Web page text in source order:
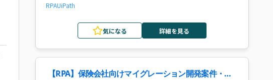
RPAUiPath
気になる 詳細を見る
【RPA】保険会社向けマイグレーション開発案件・求